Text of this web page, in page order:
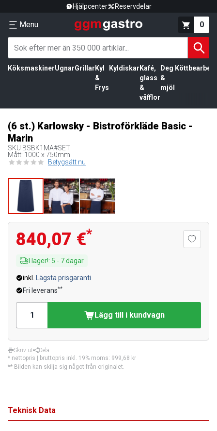
Hjälpcenter Reservdelar
Menu 0
KöksmaskinerUgnarGrillar Kyl
&
Frys
Kyldiskar Kafé,
glass
&
våfflor
Deg
&
mjöl
(6 st.) Karlowsky - Bistroförkläde Basic -
Marin
SKU BSBK1MA#SET
Mått: 1000 x 750mm
Betygsätt nu
840,07 €*
I lager!: 5 - 7dagar
inkl.
Lägsta prisgaranti
Fri leverans**
Lägg till i kundvagn
Skriv ut
Dela
* nettopris | bruttopris inkl. 19% moms: 999,68 kr
** Bilden kan skilja sig något från originalet.
Teknisk Data